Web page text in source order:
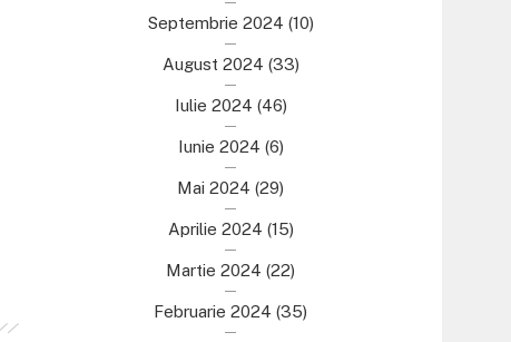
Septembrie 2024 (10)
August 2024 (33)
Iulie 2024 (46)
Iunie 2024 (6)
Mai 2024 (29)
Aprilie 2024 (15)
Martie 2024 (22)
Februarie 2024 (35)